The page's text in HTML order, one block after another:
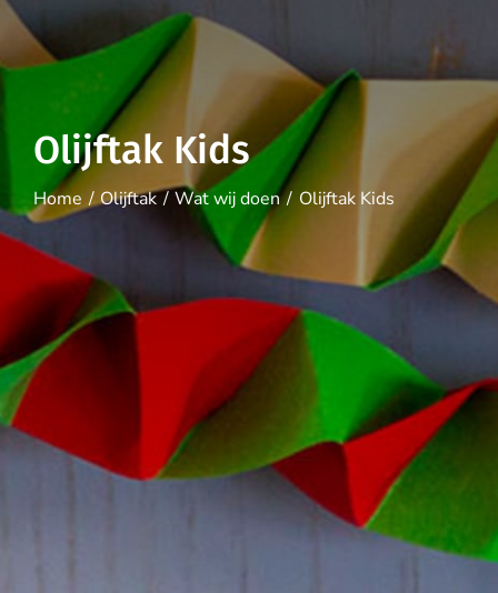
Olijftak Kids
Home Olijftak Wat wij doen Olijftak Kids